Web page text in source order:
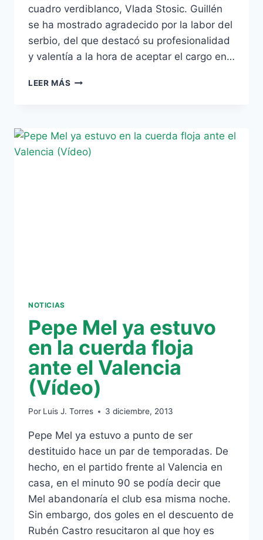
cuadro verdiblanco, Vlada Stosic. Guillén
se ha mostrado agradecido por la labor del
serbio, del que destacó su profesionalidad
y valentía a la hora de aceptar el cargo en…
LEER MÁS GUILLÉN:
PULSO
A
NOTICIAS
Pepe Mel ya estuvo
en la cuerda floja
ante el Valencia
(Vídeo)
Por Luis J. Torres 3 diciembre, 2013
Pepe Mel ya estuvo a punto de ser
destituido hace un par de temporadas. De
hecho, en el partido frente al Valencia en
casa, en el minuto 90 se podía decir que
Mel abandonaría el club esa misma noche.
Sin embargo, dos goles en el descuento de
Rubén Castro resucitaron al que hoy es